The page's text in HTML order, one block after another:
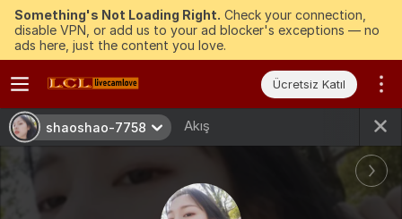
Something's Not Loading Right. Check your connection,
disable VPN, or add us to your ad blocker's exceptions — no
ads here, just the content you love.
Ücretsiz Katıl
shaoshao-7758 Akış